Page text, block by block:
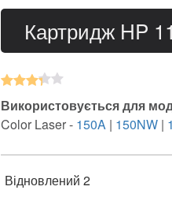
Картридж HP
Використовується для
Color Laser - 150A | 150NW|
Відновлений 2